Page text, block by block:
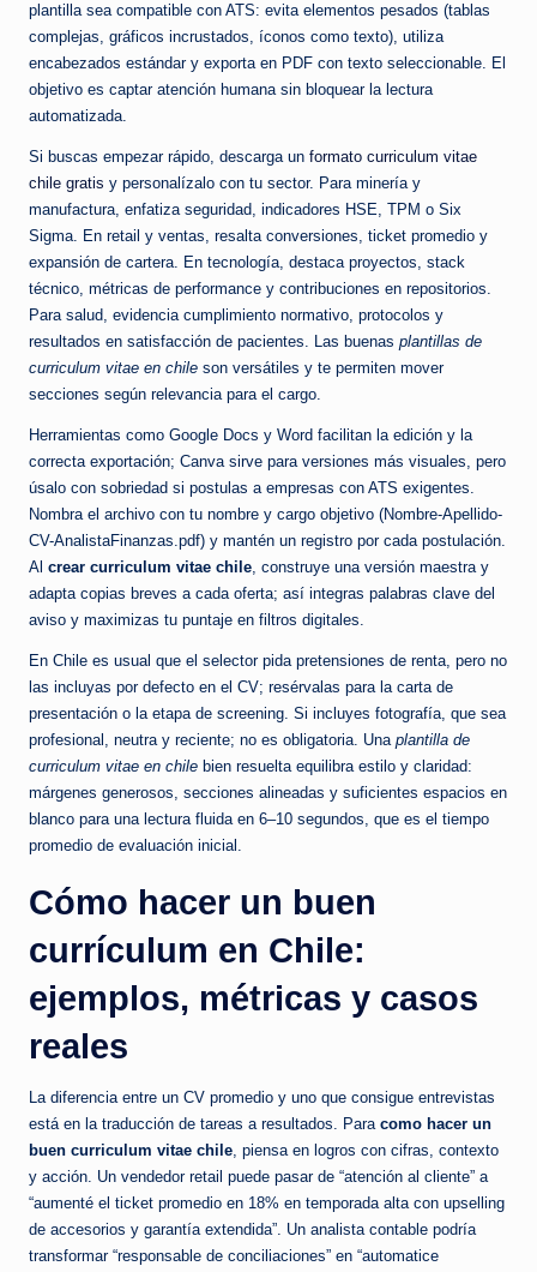
plantilla sea compatible con ATS: evita elementos pesados (tablas
complejas, gráficos incrustados, íconos como texto), utiliza
encabezados estándar y exporta en PDF con texto seleccionable. El
objetivo es captar atención humana sin bloquear la lectura
automatizada.
Si buscas empezar rápido, descarga un formato curriculum vitae
chile gratis y personalízalo con tu sector. Para minería y
manufactura, enfatiza seguridad, indicadores HSE, TPM o Six
Sigma. En retail y ventas, resalta conversiones, ticket promedio y
expansión de cartera. En tecnología, destaca proyectos, stack
técnico, métricas de performance y contribuciones en repositorios.
Para salud, evidencia cumplimiento normativo, protocolos y
resultados en satisfacción de pacientes. Las buenas plantillas de
curriculum vitae en chile son versátiles y te permiten mover
secciones según relevancia para el cargo.
Herramientas como Google Docs y Word facilitan la edición y la
correcta exportación; Canva sirve para versiones más visuales, pero
úsalo con sobriedad si postulas a empresas con ATS exigentes.
Nombra el archivo con tu nombre y cargo objetivo (Nombre-Apellido-
CV-AnalistaFinanzas.pdf) y mantén un registro por cada postulación.
Al crear curriculum vitae chile, construye una versión maestra y
adapta copias breves a cada oferta; así integras palabras clave del
aviso y maximizas tu puntaje en filtros digitales.
En Chile es usual que el selector pida pretensiones de renta, pero no
las incluyas por defecto en el CV; resérvalas para la carta de
presentación o la etapa de screening. Si incluyes fotografía, que sea
profesional, neutra y reciente; no es obligatoria. Una plantilla de
curriculum vitae en chile bien resuelta equilibra estilo y claridad:
márgenes generosos, secciones alineadas y suficientes espacios en
blanco para una lectura fluida en 6–10 segundos, que es el tiempo
promedio de evaluación inicial.
Cómo hacer un buen
currículum en Chile:
ejemplos, métricas y casos
reales
La diferencia entre un CV promedio y uno que consigue entrevistas
está en la traducción de tareas a resultados. Para como hacer un
buen curriculum vitae chile, piensa en logros con cifras, contexto
y acción. Un vendedor retail puede pasar de “atención al cliente” a
“aumenté el ticket promedio en 18% en temporada alta con upselling
de accesorios y garantía extendida”. Un analista contable podría
transformar “responsable de conciliaciones” en “automatice